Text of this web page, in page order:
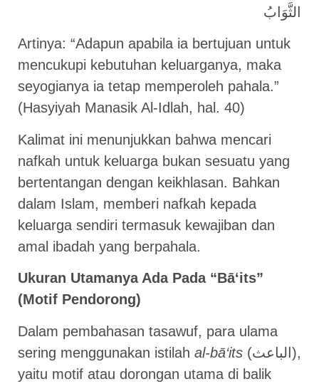
الثَّوَابُ
Artinya: “Adapun apabila ia bertujuan untuk
mencukupi kebutuhan keluarganya, maka
seyogianya ia tetap memperoleh pahala.”
(Hasyiyah Manasik Al-Idlah, hal. 40)
Kalimat ini menunjukkan bahwa mencari
nafkah untuk keluarga bukan sesuatu yang
bertentangan dengan keikhlasan. Bahkan
dalam Islam, memberi nafkah kepada
keluarga sendiri termasuk kewajiban dan
amal ibadah yang berpahala.
Ukuran Utamanya Ada Pada “Bā‘its”
(Motif Pendorong)
Dalam pembahasan tasawuf, para ulama
sering menggunakan istilah al-bā‘its (الباعث),
yaitu motif atau dorongan utama di balik